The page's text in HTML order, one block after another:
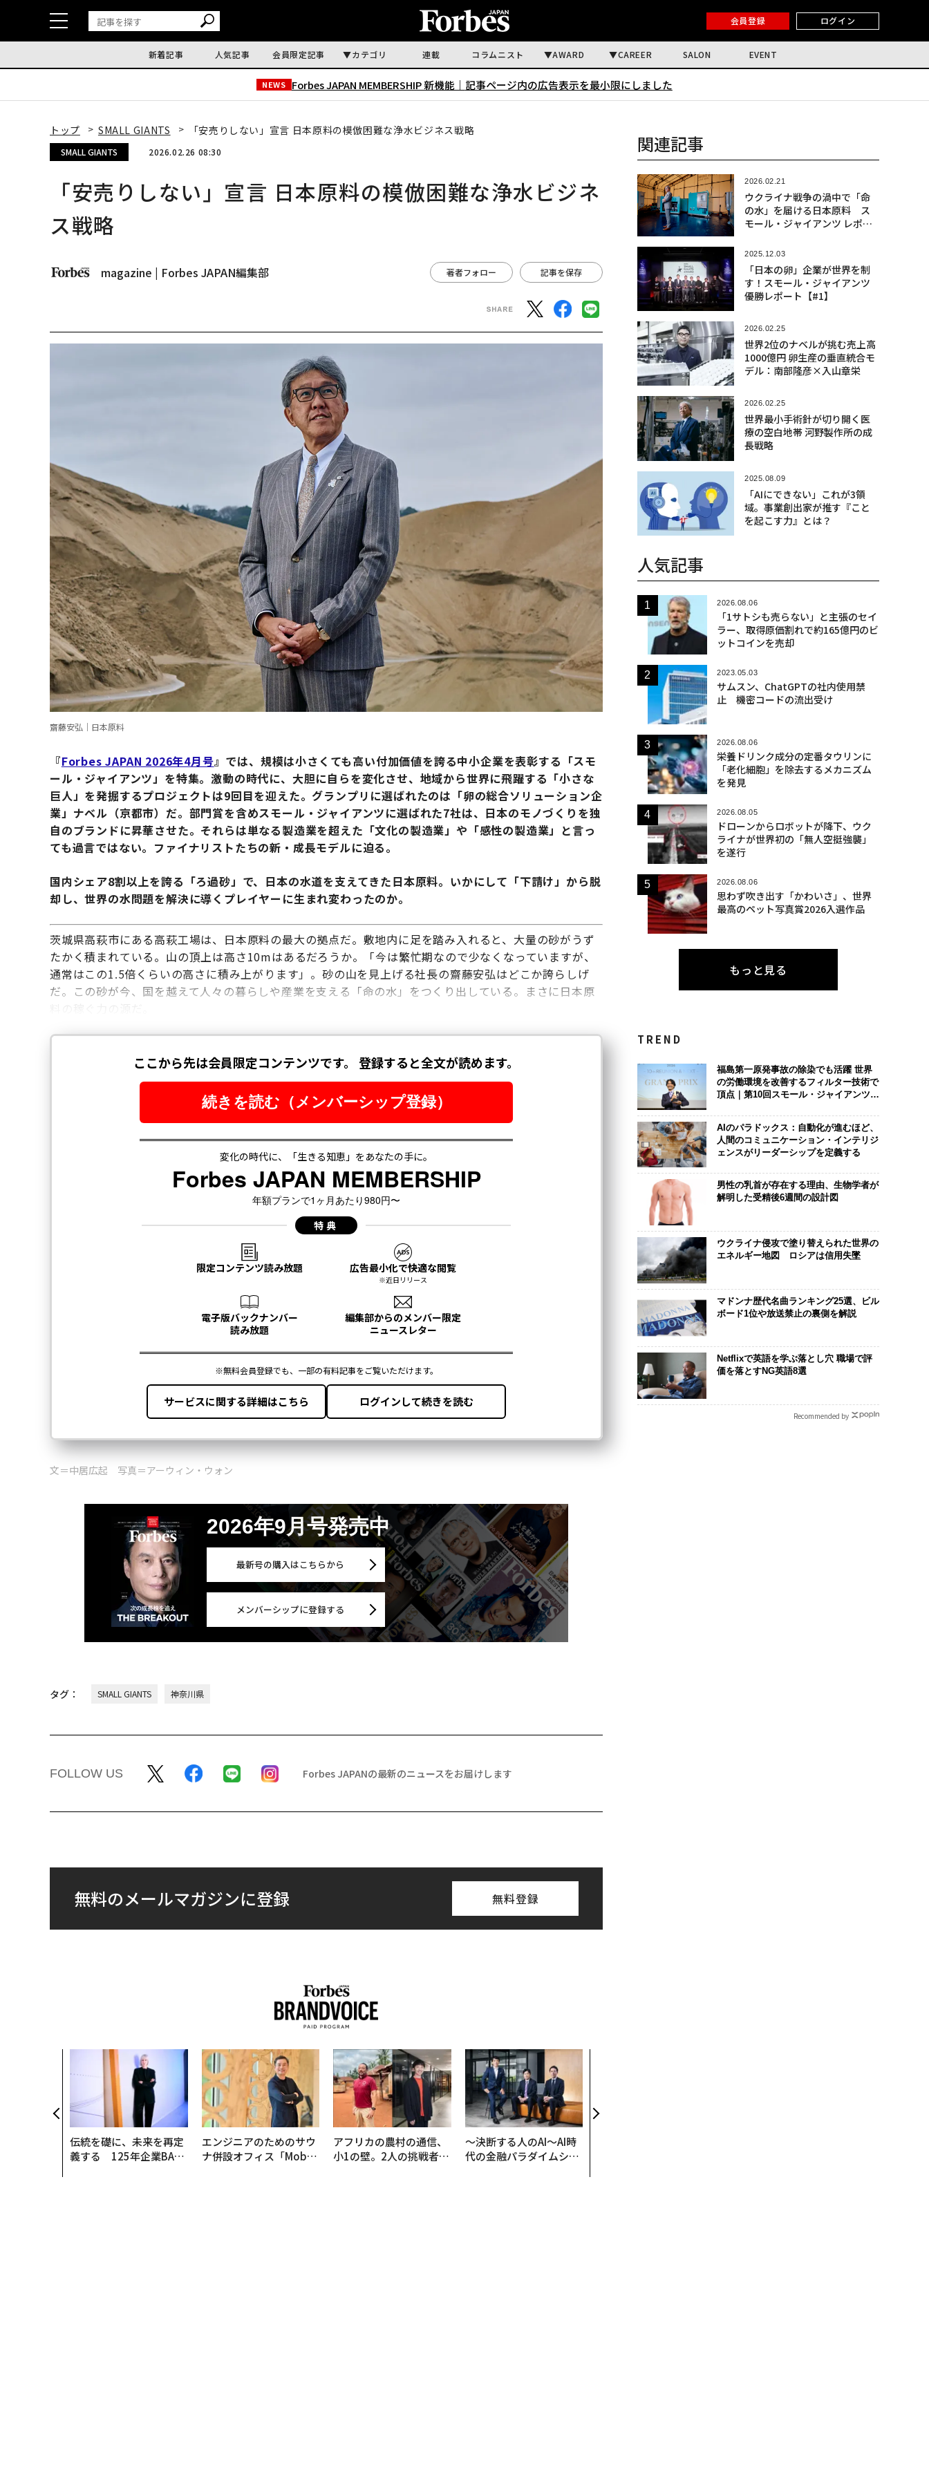
会員登録 ログイン
新着記事 人気記事 会員限定記事 カテゴリ 連載 コラムニスト AWARD CAREER SALON EVENT
NEWS Forbes JAPAN MEMBERSHIP 新機能｜ 記事ページ内の広告表示を最小限にしました
トップ SMALL GIANTS 「安売りしない」宣言 日本原料の模倣困難な浄水ビジネス戦略
SMALL GIANTS 2026.02.26 08:30
「安売りしない」宣言 日本原料の模倣困難な浄水ビジネ
ス戦略
magazine | Forbes JAPAN編集部 著者フォロー 記事を保存
齋藤安弘｜日本原料
『Forbes JAPAN 2026年4月号』では、規模は小さくても高い付加価値を誇る中小企業を表彰する「スモ
ール・ジャイアンツ」を特集。激動の時代に、大胆に自らを変化させ、地域から世界に飛躍する「小さな
巨人」を発掘するプロジェクトは9回目を迎えた。グランプリに選ばれたのは「卵の総合ソリューション企
業」ナベル（京都市）だ。部門賞を含めスモール・ジャイアンツに選ばれた7社は、日本のモノづくりを独
自のブランドに昇華させた。それらは単なる製造業を超えた「文化の製造業」や「感性の製造業」と言っ
ても過言ではない。ファイナリストたちの新・成長モデルに迫る。
国内シェア8割以上を誇る「ろ過砂」で、日本の水道を支えてきた日本原料。いかにして「下請け」から脱
却し、世界の水問題を解決に導くプレイヤーに生まれ変わったのか。
茨城県高萩市にある高萩工場は、日本原料の最大の拠点だ。敷地内に足を踏み入れると、大量の砂がうず
たかく積まれている。山の頂上は高さ10mはあるだろうか。「今は繁忙期なので少なくなっていますが、
通常はこの1.5倍くらいの高さに積み上がります」。砂の山を見上げる社長の齋藤安弘はどこか誇らしげ
だ。この砂が今、国を越えて人々の暮らしや産業を支える「命の水」をつくり出している。まさに日本原
文＝中居広起 写真＝アーウィン・ウォン
2026年9月号発売中
最新号の購入はこちらから
メンバーシップに登録する
タグ： SMALL GIANTS 神奈川県
FOLLOW US Forbes JAPANの最新のニュースをお届けします
無料のメールマガジンに登録 無料登録
伝統を礎に、未来を再定
義する 125年企業BAT
エンジニアのためのサウ
ナ併設オフィス「Mobiu
アフリカの農村の通信、
小1の壁。2人の挑戦者が
〜決断する人のAI〜AI時
代の金融パラダイムシフ
関連記事
2026.02.21
ウクライナ戦争の渦中で「命
の水」を届ける日本原料 ス
モール・ジャイアンツ レポー
2025.12.03
「日本の卵」企業が世界を制
す！スモール・ジャイアンツ
優勝レポート【#1】
2026.02.25
世界2位のナベルが挑む売上高
1000億円 卵生産の垂直統合モ
デル：南部隆彦×入山章栄
2026.02.25
世界最小手術針が切り開く医
療の空白地帯 河野製作所の成
長戦略
2025.08.09
「AIにできない」これが3領
域。事業創出家が推す『こと
を起こす力』とは？
人気記事
2026.08.06
「1サトシも売らない」と主張のセイ
ラー、取得原価割れで約165億円のビ
ットコインを売却
2023.05.03
サムスン、ChatGPTの社内使用禁
止 機密コードの流出受け
2026.08.06
栄養ドリンク成分の定番タウリンに
「老化細胞」を除去するメカニズム
を発見
2026.08.05
ドローンからロボットが降下、ウク
ライナが世界初の「無人空挺強襲」
を遂行
2026.08.06
思わず吹き出す「かわいさ」、世界
最高のペット写真賞2026入選作品
もっと見る
TREND
福島第一原発事故の除染でも活躍 世界
の労働環境を改善するフィルター技術で
頂点｜第10回スモール・ジャイアンツ
AIのパラドックス：自動化が進むほど、
人間のコミュニケーション・インテリジ
ェンスがリーダーシップを定義する
男性の乳首が存在する理由、生物学者が
解明した受精後6週間の設計図
ウクライナ侵攻で塗り替えられた世界の
エネルギー地図 ロシアは信用失墜
マドンナ歴代名曲ランキング25選、ビル
ボード1位や放送禁止の裏側を解説
Netflixで英語を学ぶ落とし穴 職場で評
価を落とすNG英語8選
Recommended by